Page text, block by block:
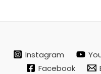
Instagram
Facebook